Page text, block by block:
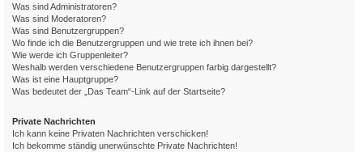
Was sind Administratoren?
Was sind Moderatoren?
Was sind Benutzergruppen?
Wo finde ich die Benutzergruppen und wie trete ich ihnen bei?
Wie werde ich Gruppenleiter?
Weshalb werden verschiedene Benutzergruppen farbig dargestellt?
Was ist eine Hauptgruppe?
Was bedeutet der „Das Team“-Link auf der Startseite?
Private Nachrichten
Ich kann keine Privaten Nachrichten verschicken!
Ich bekomme ständig unerwünschte Private Nachrichten!